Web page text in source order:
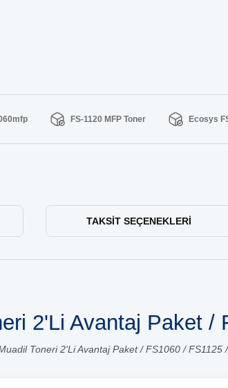
FS-1120 MFP Toner Ecosys
TAKSIT SEÇENEKLERI
2'Li Avantaj Paket /
Toneri 2'Li Avantaj Paket / FS1060 / FS1125